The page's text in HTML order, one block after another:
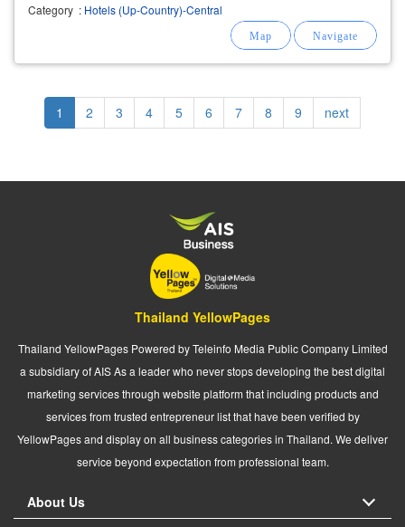
Category : Hotels (Up-Country)-Central
Pagination
Current
page
1 Page
2 Page
3 Page
4 Page
5 Page
6 Page
7 Page
8 Page
9
Next
page
next
Thailand YellowPages
Thailand YellowPages Powered by Teleinfo Media Public Company Limited
a subsidiary of AIS As a leader who never stops developing the best digital
marketing services through website platform that including products and
services from trusted entrepreneur list that have been verified by
YellowPages and display on all business categories in Thailand. We deliver
service beyond expectation from professional team.
About Us